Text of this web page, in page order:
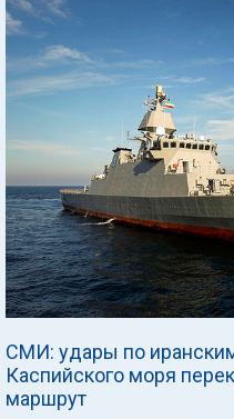
СМИ: удары по
Каспийского моря
маршрут